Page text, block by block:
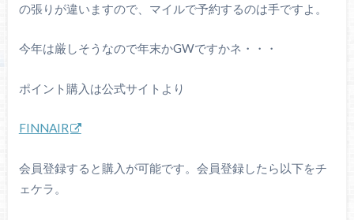
の張りが違いますので、マイルで予約するのは手ですよ。
今年は厳しそうなので年末かGWですかネ・・・
ポイント購入は公式サイトより
FINNAIR
会員登録すると購入が可能です。会員登録したら以下をチ
ェケラ。